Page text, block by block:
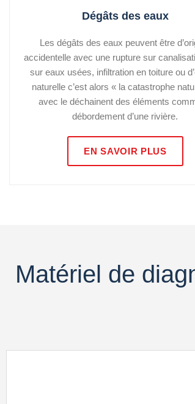
Dégâts des eaux
Les dégâts des eaux peuvent être
accidentelle avec une rupture sur
sur eaux usées, infiltration en toiture ou
naturelle c’est alors « la catastrophe
avec le déchainent des éléments
débordement d’une rivière.
EN SAVOIR PLUS
Matériel de